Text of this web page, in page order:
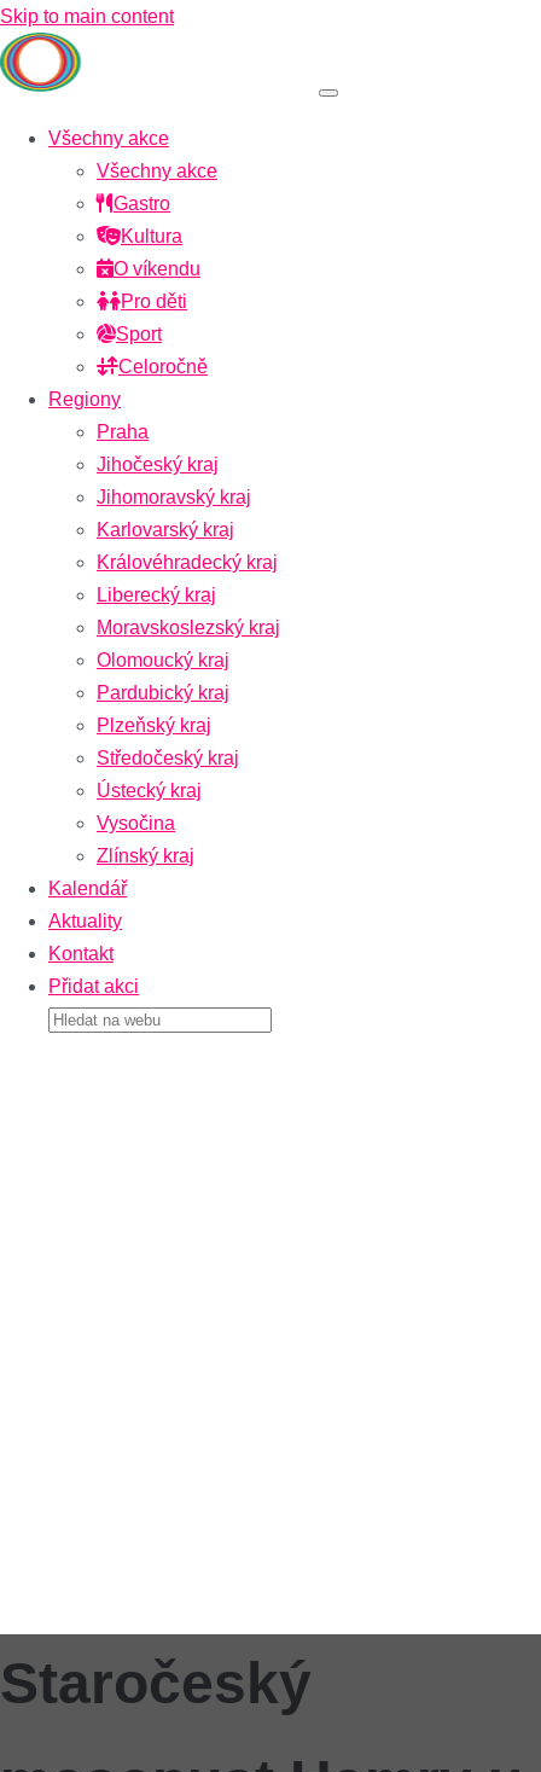
Skip to main content
Všechny akce
Všechny akce
Gastro
Kultura
O víkendu
Pro děti
Sport
Celoročně
Regiony
Praha
Jihočeský kraj
Jihomoravský kraj
Karlovarský kraj
Královéhradecký kraj
Liberecký kraj
Moravskoslezský kraj
Olomoucký kraj
Pardubický kraj
Plzeňský kraj
Středočeský kraj
Ústecký kraj
Vysočina
Zlínský kraj
Kalendář
Aktuality
Kontakt
Přidat akci
Staročeský